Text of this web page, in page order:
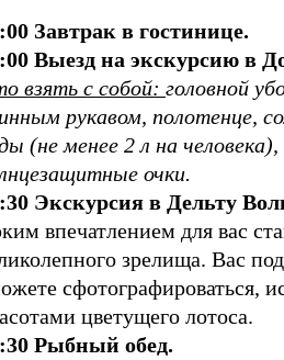
Завтрак в гостинице.
Выезд на экскурсию в
взять с собой: головной
рукавом, полотенце,
(не менее 2 л на человека),
очки.
Экскурсия в Дельту
впечатлением для вас
зрелища. Вас
сфотографироваться,
цветущего лотоса.
Рыбный обед.